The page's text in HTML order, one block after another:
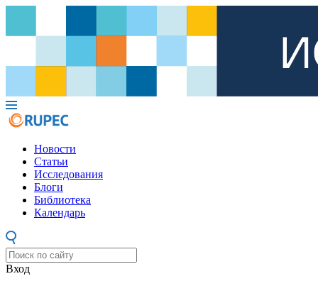
Новости
Статьи
Исследования
Блоги
Библиотека
Календарь
Вход